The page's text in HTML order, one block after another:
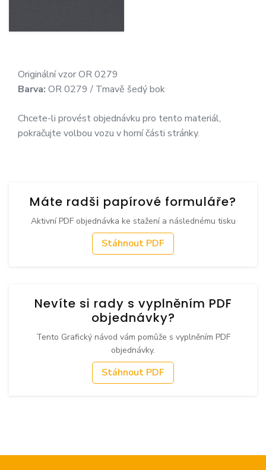
Originální vzor OR 0279
Barva: OR 0279 / Tmavě šedý bok
Chcete-li provést objednávku pro tento materiál,
pokračujte volbou vozu v horní části stránky.
Máte radši papírové formuláře?
Aktivní PDF objednávka ke stažení a následnému tisku
Stáhnout PDF
Nevíte si rady s vyplněním PDF
objednávky?
Tento Grafický návod vám pomůže s vyplněním PDF
objednávky.
Stáhnout PDF